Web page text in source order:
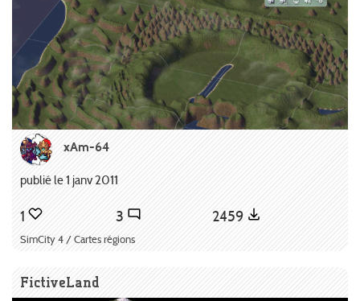
xAm-64
publié le 1 janv 2011
1 3 2459
SimCity 4 / Cartes régions
FictiveLand